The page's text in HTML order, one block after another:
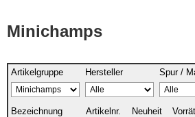
Minichamps
Artikelgruppe Hersteller Spur /
Bezeichnung Artikelnr. Neuheit